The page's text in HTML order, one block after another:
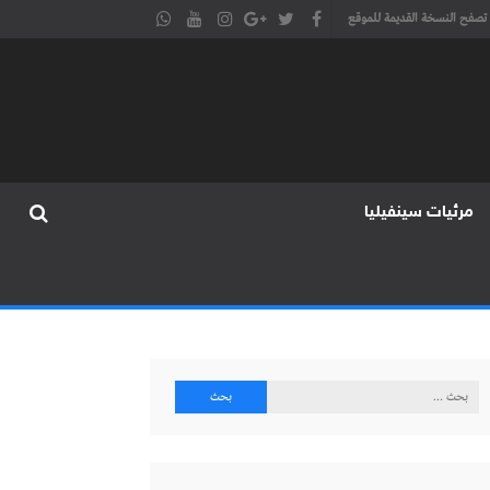
تصفح النسخة القديمة للموقع
مرئيات سينفيليا
البحث